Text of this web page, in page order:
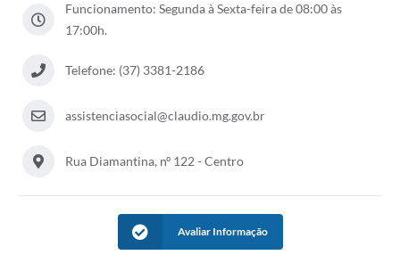
Funcionamento: Segunda à Sexta-feira de 08:00 às
17:00h.
Telefone: (37) 3381-2186
assistenciasocial@claudio.mg.gov.br
Rua Diamantina, nº 122 - Centro
Avaliar Informação